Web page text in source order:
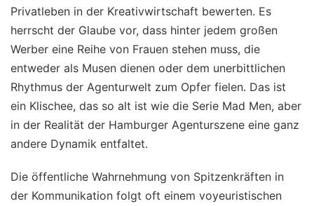
Privatleben in der Kreativwirtschaft bewerten. Es
herrscht der Glaube vor, dass hinter jedem großen
Werber eine Reihe von Frauen stehen muss, die
entweder als Musen dienen oder dem unerbittlichen
Rhythmus der Agenturwelt zum Opfer fielen. Das ist
ein Klischee, das so alt ist wie die Serie Mad Men, aber
in der Realität der Hamburger Agenturszene eine ganz
andere Dynamik entfaltet.
Die öffentliche Wahrnehmung von Spitzenkräften in
der Kommunikation folgt oft einem voyeuristischen